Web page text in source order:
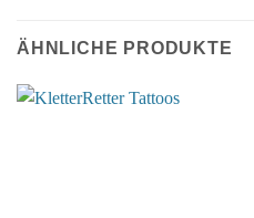
ÄHNLICHE PRODUKTE